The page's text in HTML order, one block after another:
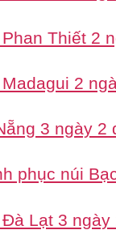
Thiết 2
2
3 ngày 2
phục núi
Lạt 3 ngày